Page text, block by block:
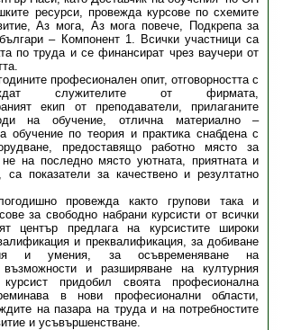
ресурси, провежда курсове по схемите
Аз мога, Аз мога повече, Подкрепа за
– Компонент 1. Всички участници са
по труда и се финансират чрез ваучери от
професионален опит, отговорността с
служителите от фирмата,
екип от преподаватели, прилаганите
на обучение, отлична материално –
обучение по теория и практика снабдена с
предоставящо работно място за
на последно място уютната, приятната и
са показатели за качествено и резултатно
провежда както групови така и
за свободно набрани курсисти от всички
център предлага на курсистите широки
и преквалификация, за добиване
и умения, за осъвременяване на
възможности и разширяване на културния
придобил своята професионална
в нови професионални области,
на пазара на труда и на потребностите
и усъвършенстване.